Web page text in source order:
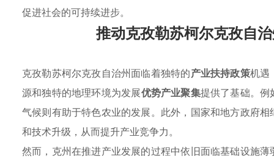
促进社会的可持续进步。
推动克孜勒苏柯尔克孜自
克孜勒苏柯尔克孜自治州面临着独特的产业扶持政策机遇
源和独特的地理环境为发展优势产业聚集提供了基础。例
气候则有助于特色农业的发展。此外，国家和地方政府相
和技术升级，从而提升产业竞争力。
然而，克州在推进产业发展的过程中依旧面临基础设施